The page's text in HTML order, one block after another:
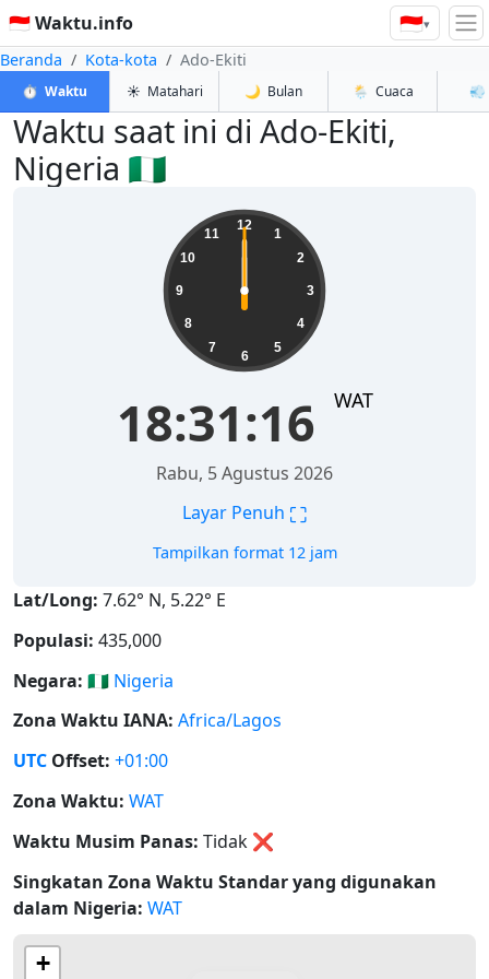
🇮🇩 Waktu.info 🇮🇩▾
Beranda Kota-kota Ado-Ekiti
⏱️ Waktu ☀️ Matahari 🌙 Bulan 🌦️ Cuaca 💨
Waktu saat ini di Ado-Ekiti,
Nigeria 🇳🇬
12
1
2
3
4
5
6
7
8
9
10
11
22:12:57 WAT
Kamis, 6 Agustus 2026
Layar Penuh ⛶
Tampilkan format 12 jam
Lat/Long: 7.62° N, 5.22° E
Populasi: 435,000
Negara: 🇳🇬 Nigeria
Zona Waktu IANA: Africa/Lagos
UTC Offset: +01:00
Zona Waktu: WAT
Waktu Musim Panas: Tidak ❌
Singkatan Zona Waktu Standar yang digunakan
dalam Nigeria: WAT
+